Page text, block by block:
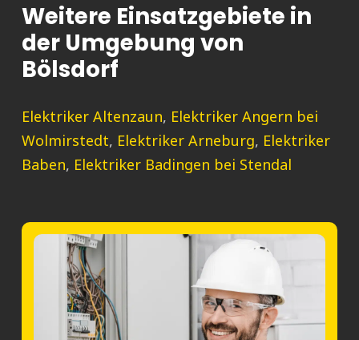
Weitere Einsatzgebiete in
der Umgebung von
Bölsdorf
Elektriker Altenzaun, Elektriker Angern bei
Wolmirstedt, Elektriker Arneburg, Elektriker
Baben, Elektriker Badingen bei Stendal